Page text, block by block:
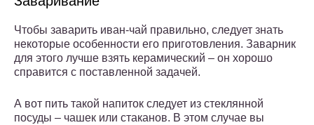
Чтобы заварить иван-чай правильно, следует знать
некоторые особенности его приготовления. Заварник
для этого лучше взять керамический – он хорошо
справится с поставленной задачей.
А вот пить такой напиток следует из стеклянной
посуды – чашек или стаканов. В этом случае вы